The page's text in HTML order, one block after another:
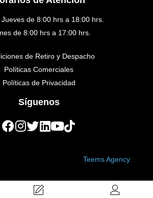
de 8:00 hrs a 18:00 hrs.
de 8:00 hrs a 17:00 hrs.
de Retiro y Despacho
Políticas Comerciales
Políticas de Privacidad
Síguenos
Teems Agency.